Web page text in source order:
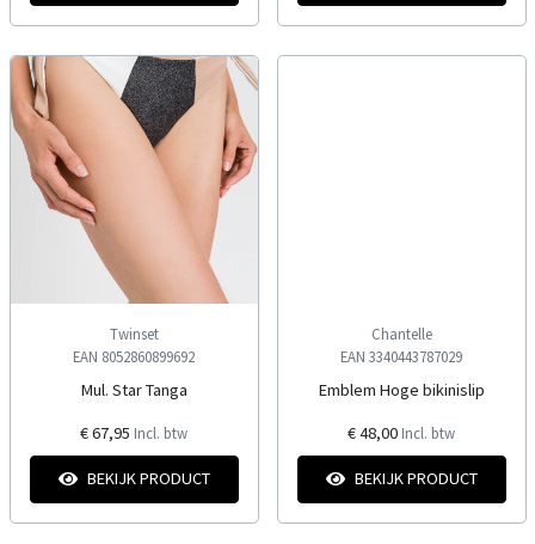
Twinset
EAN 8052860899692
Mul. Star Tanga
€ 67,95 Incl. btw
BEKIJK PRODUCT
Chantelle
EAN 3340443787029
Emblem Hoge bikinislip
€ 48,00 Incl. btw
BEKIJK PRODUCT